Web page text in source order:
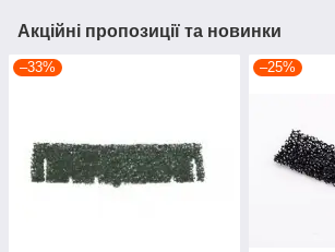
Акційні пропозиції та новинки
–33% –25%